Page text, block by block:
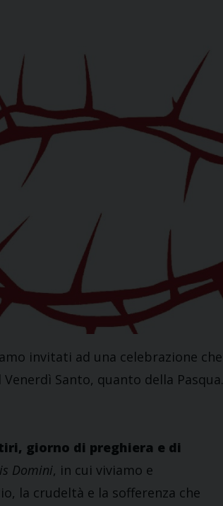
invitati ad una celebrazione che
Santo, quanto della Pasqua.
giorno di preghiera e di
Domini, in cui viviamo e
la crudeltà e la sofferenza che